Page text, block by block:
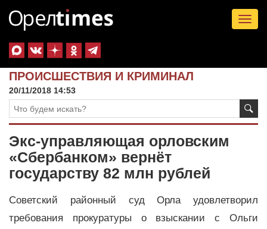
ПРОИСШЕСТВИЯ И КРИМИНАЛ
20/11/2018 14:53
Экс-управляющая орловским
«Сбербанком» вернёт
государству 82 млн рублей
Советский районный суд Орла удовлетворил
требования прокуратуры о взыскании с Ольги